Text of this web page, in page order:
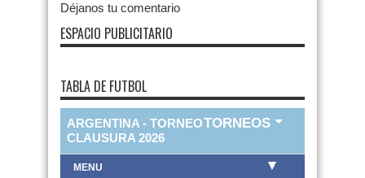
Déjanos tu comentario
ESPACIO PUBLICITARIO
TABLA DE FUTBOL